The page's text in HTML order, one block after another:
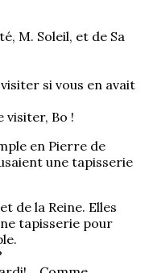
M. Soleil, et de Sa
si vous en avait
visiter, Bo !
en Pierre de
une tapisserie
de la Reine. Elles
tapisserie pour